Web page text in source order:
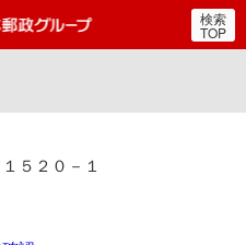
郵便局・日本郵政グルー
検索
TOP
５２０－１